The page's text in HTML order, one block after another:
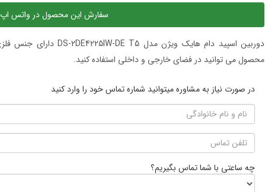
سفارش این محصول در واتس اپ
محصول می توانید در فضای خارجی و داخلی استفاده کنید.
در صورت نیاز به مشاوره میتوانید شماره تماس خود را وارد کنید
چه ساعتی با شما تماس بگیریم؟